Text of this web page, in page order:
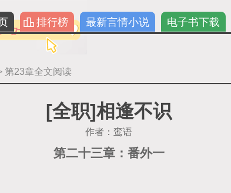
排行榜 最新言情小说 电子书下载
第23章全文阅读
[全职]相逢不识
作者：鸾语
第二十三章：番外一